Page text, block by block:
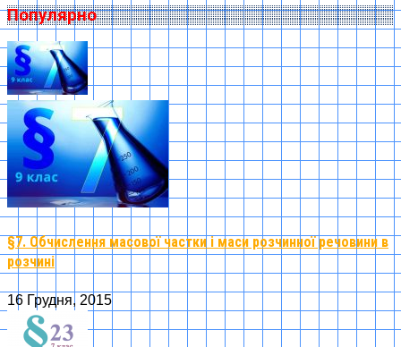
Популярно
§7. Обчислення масової частки і маси розчинної речовини в
розчині
16 Грудня, 2015